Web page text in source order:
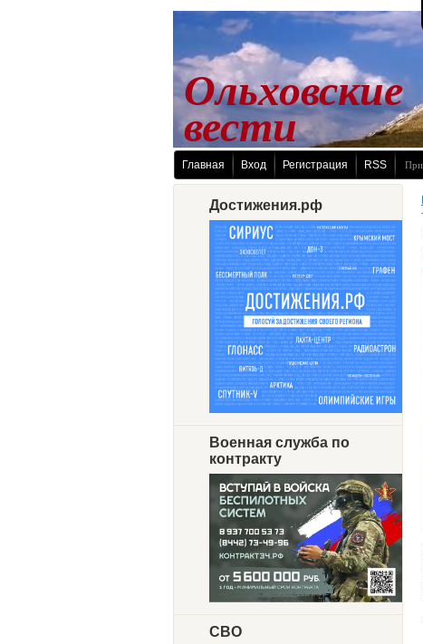
Ольховские
вести
Главная Вход Регистрация RSS
Достижения.рф
Военная служба по
контракту
СВО